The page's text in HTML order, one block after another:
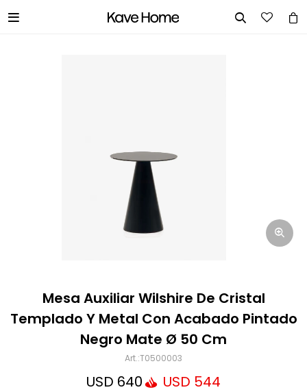
 
Mesa Auxiliar Wilshire De Cristal
Templado Y Metal Con Acabado Pintado
Negro Mate Ø 50 Cm
T0500003
USD 640 USD 544
Mensaje